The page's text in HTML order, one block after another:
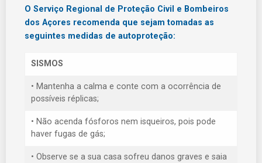
O Serviço Regional de Proteção Civil e Bombeiros
dos Açores recomenda que sejam tomadas as
seguintes medidas de autoproteção:
SISMOS
• Mantenha a calma e conte com a ocorrência de
possíveis réplicas;
• Não acenda fósforos nem isqueiros, pois pode
haver fugas de gás;
• Observe se a sua casa sofreu danos graves e saia